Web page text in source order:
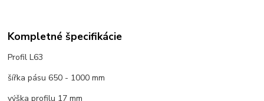
Kompletné špecifikácie
Profil L63
šířka pásu 650 - 1000 mm
výška profilu 17 mm